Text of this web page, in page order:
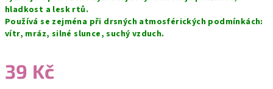
hladkost a lesk rtů.
Používá se zejména při drsných atmosférických podmínkách:
vítr, mráz, silné slunce, suchý vzduch.
39 Kč